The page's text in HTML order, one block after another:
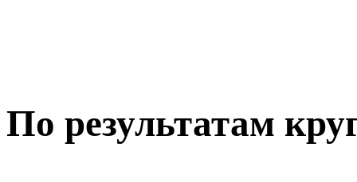
По результатам